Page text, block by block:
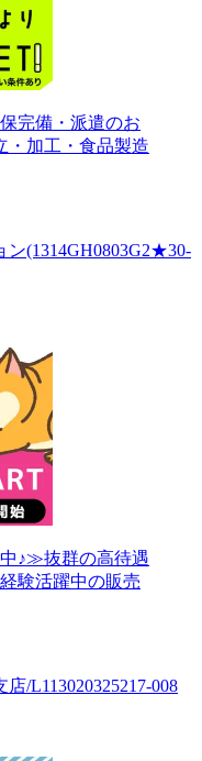
完備・派遣のお
加工・食品製造
(1314GH0803G2★30-
♪≫抜群の高待遇
験活躍中の販売
/L113020325217-008